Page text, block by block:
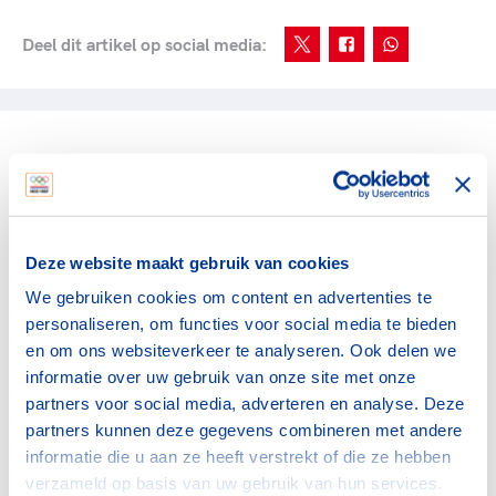
Deze website maakt gebruik van cookies
We gebruiken cookies om content en advertenties te
personaliseren, om functies voor social media te bieden
en om ons websiteverkeer te analyseren. Ook delen we
informatie over uw gebruik van onze site met onze
partners voor social media, adverteren en analyse. Deze
partners kunnen deze gegevens combineren met andere
informatie die u aan ze heeft verstrekt of die ze hebben
verzameld op basis van uw gebruik van hun services.
Deel dit artikel op social media:
gerelateerde artikelen
Grote zorgen over
aanvragen 2026
Bonden
BOSA-regeling 2026 opent
op 5 januari
15 december 2025